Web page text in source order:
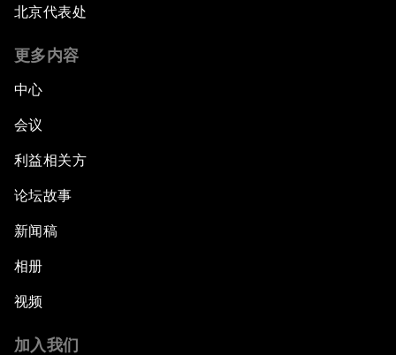
北京代表处
更多内容
中心
会议
利益相关方
论坛故事
新闻稿
相册
视频
加入我们